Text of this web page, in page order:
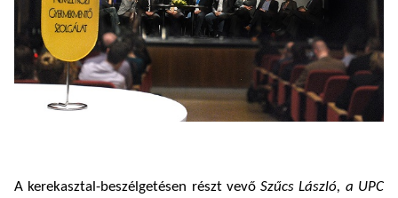
A kerekasztal-beszélgetésen részt vevőSzűcs László, a UPC